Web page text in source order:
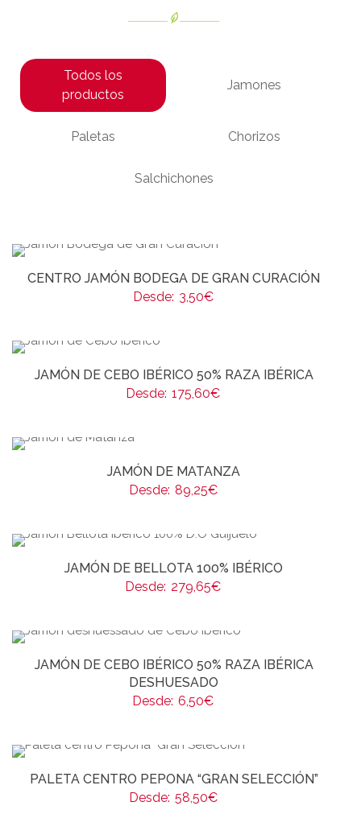
Todos los
productos
Jamones
Paletas Chorizos
Salchichones
CENTRO JAMÓN BODEGA DE GRAN CURACIÓN
Desde: 3,50€
JAMÓN DE CEBO IBÉRICO 50% RAZA IBÉRICA
Desde: 175,60€
JAMÓN DE MATANZA
Desde: 89,25€
JAMÓN DE BELLOTA 100% IBÉRICO
Desde: 279,65€
JAMÓN DE CEBO IBÉRICO 50% RAZA IBÉRICA
DESHUESADO
Desde: 6,50€
PALETA CENTRO PEPONA “GRAN SELECCIÓN”
Desde: 58,50€